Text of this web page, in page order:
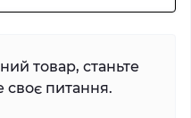
товар, станьте
своє питання.